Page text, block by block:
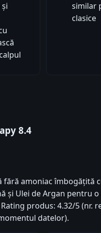
similar
clasice
8.4
fără amoniac îmbogățită
și Ulei de Argan pentru
produs: 4.32/5 (nr.
datelor).